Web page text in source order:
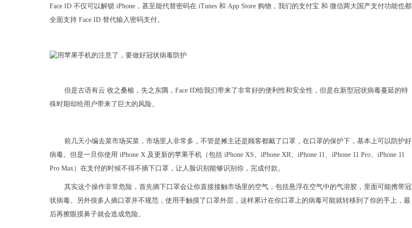
Face ID 不仅可以解锁 iPhone，甚至能代替密码在 iTunes 和 App Store 购物，我们的支付宝 和 微信两大国产支付功能也都
全面支持 Face ID 替代输入密码支付。
但是古语有云 收之桑榆，失之东隅，Face ID给我们带来了非常好的便利性和安全性，但是在新型冠状病毒蔓延的特
殊时期却给用户带来了巨大的风险。
前几天小编去菜市场买菜，市场里人非常多，不管是摊主还是顾客都戴了口罩，在口罩的保护下，基本上可以防护好
病毒。但是一旦你使用 iPhone X 及更新的苹果手机（包括 iPhone XS、iPhone XR、iPhone 11、iPhone 11 Pro、iPhone 11
Pro Max）在支付的时候不得不摘下口罩，让人脸识别能够识别你，完成付款。
其实这个操作非常危险，首先摘下口罩会让你直接接触市场里的空气，包括悬浮在空气中的气溶胶，里面可能携带冠
状病毒。另外很多人摘口罩并不规范，使用手触摸了口罩外层，这样累计在你口罩上的病毒可能就转移到了你的手上，最
后再擦眼摸鼻子就会造成危险。